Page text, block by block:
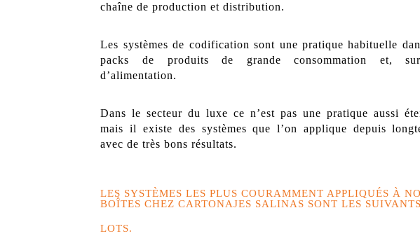
chaîne de production et distribution.
Les systèmes de codification sont une pratique habituelle
packs de produits de grande consommation et,
d’alimentation.
Dans le secteur du luxe ce n’est pas une pratique aussi
mais il existe des systèmes que l’on applique depuis
avec de très bons résultats.
LES SYSTÈMES LES PLUS COURAMMENT APPLIQUÉS À
BOÎTES CHEZ CARTONAJES SALINAS SONT LES
LOTS.